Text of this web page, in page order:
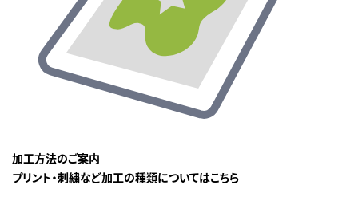
加工方法のご案内
プリント・刺繍など加工の種類についてはこちら